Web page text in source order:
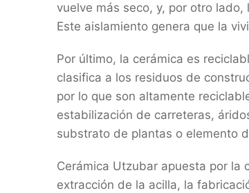
vuelve más seco, y, por otro
Este aislamiento genera que la
Por último, la cerámica es
clasifica a los residuos de
por lo que son altamente
estabilización de carreteras,
substrato de plantas o elemento
Cerámica Utzubar apuesta por
extracción de la acilla, la